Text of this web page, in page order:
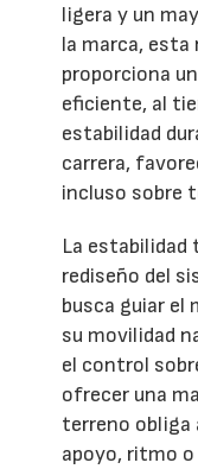
ligera y un
la marca,
proporciona
eficiente, al
estabilidad
carrera,
incluso sobre
La estabilidad
rediseño del
busca guiar el
su movilidad
el control
ofrecer una
terreno obliga
apoyo, ritmo